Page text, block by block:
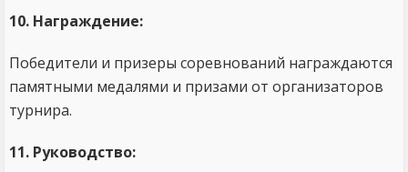
10. Награждение:
Победители и призеры соревнований награждаются
памятными медалями и призами от организаторов
турнира.
11. Руководство: